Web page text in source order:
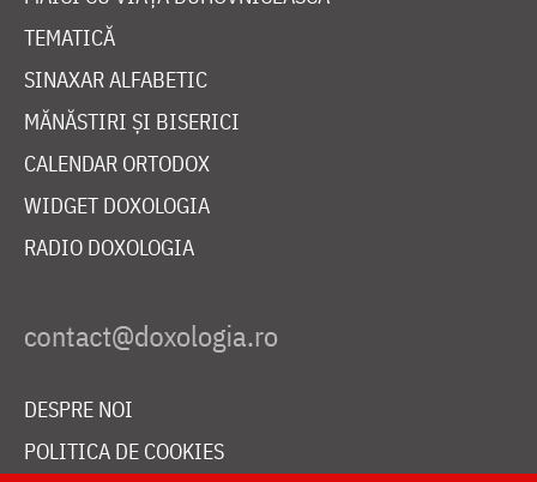
TEMATICĂ
SINAXAR ALFABETIC
MĂNĂSTIRI ȘI BISERICI
CALENDAR ORTODOX
WIDGET DOXOLOGIA
RADIO DOXOLOGIA
DESPRE NOI
POLITICA DE COOKIES